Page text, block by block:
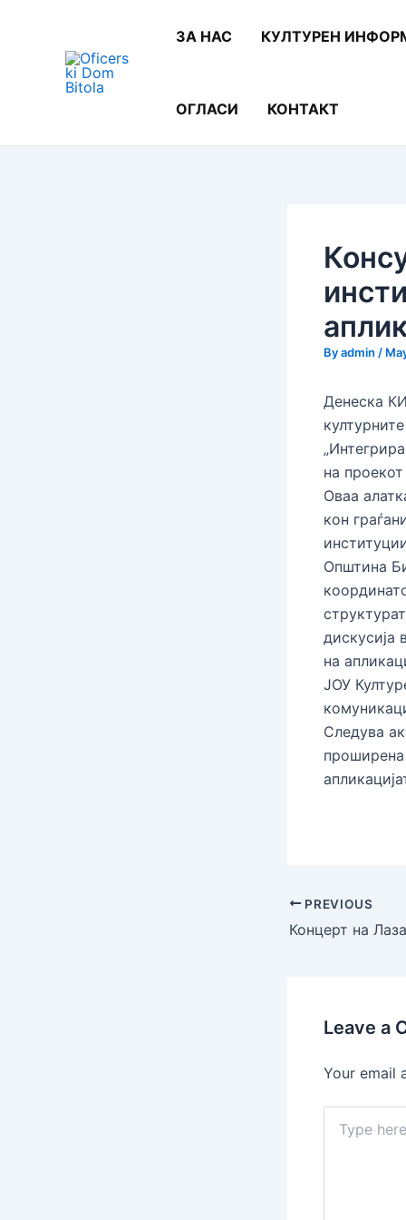
ЗА НАС КУЛТУРЕН
ОГЛАСИ КОНТАКТ
Byadmin /
Денеска
на
Oваа
кон
Општина
дискусија
на
ЈОУ
Следува
проширена
navigation
PREVIOUS
Leave a
Your email
here..